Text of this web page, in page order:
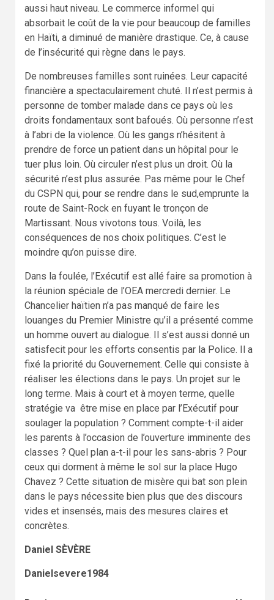
aussi haut niveau. Le commerce informel qui
absorbait le coût de la vie pour beaucoup de familles
en Haïti, a diminué de manière drastique. Ce, à cause
de l’insécurité qui règne dans le pays.
De nombreuses familles sont ruinées. Leur capacité
financière a spectaculairement chuté. Il n’est permis à
personne de tomber malade dans ce pays où les
droits fondamentaux sont bafoués. Où personne n’est
à l’abri de la violence. Où les gangs n’hésitent à
prendre de force un patient dans un hôpital pour le
tuer plus loin. Où circuler n’est plus un droit. Où la
sécurité n’est plus assurée. Pas même pour le Chef
du CSPN qui, pour se rendre dans le sud,emprunte la
route de Saint-Rock en fuyant le tronçon de
Martissant. Nous vivotons tous. Voilà, les
conséquences de nos choix politiques. C’est le
moindre qu’on puisse dire.
Dans la foulée, l’Exécutif est allé faire sa promotion à
la réunion spéciale de l’OEA mercredi dernier. Le
Chancelier haïtien n’a pas manqué de faire les
louanges du Premier Ministre qu’il a présenté comme
un homme ouvert au dialogue. Il s’est aussi donné un
satisfecit pour les efforts consentis par la Police. Il a
fixé la priorité du Gouvernement. Celle qui consiste à
réaliser les élections dans le pays. Un projet sur le
long terme. Mais à court et à moyen terme, quelle
stratégie va être mise en place par l’Exécutif pour
soulager la population ? Comment compte-t-il aider
les parents à l’occasion de l’ouverture imminente des
classes ? Quel plan a-t-il pour les sans-abris ? Pour
ceux qui dorment à même le sol sur la place Hugo
Chavez ? Cette situation de misère qui bat son plein
dans le pays nécessite bien plus que des discours
vides et insensés, mais des mesures claires et
concrètes.
Daniel SÈVÈRE
Danielsevere1984